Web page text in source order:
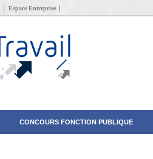
Espace Entreprise
CONCOURS FONCTION PUBLIQUE